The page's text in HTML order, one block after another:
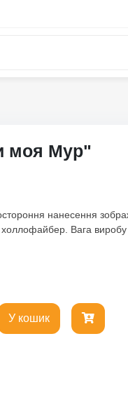
моя Мур"
нанесення
Вага виробу
У кошик